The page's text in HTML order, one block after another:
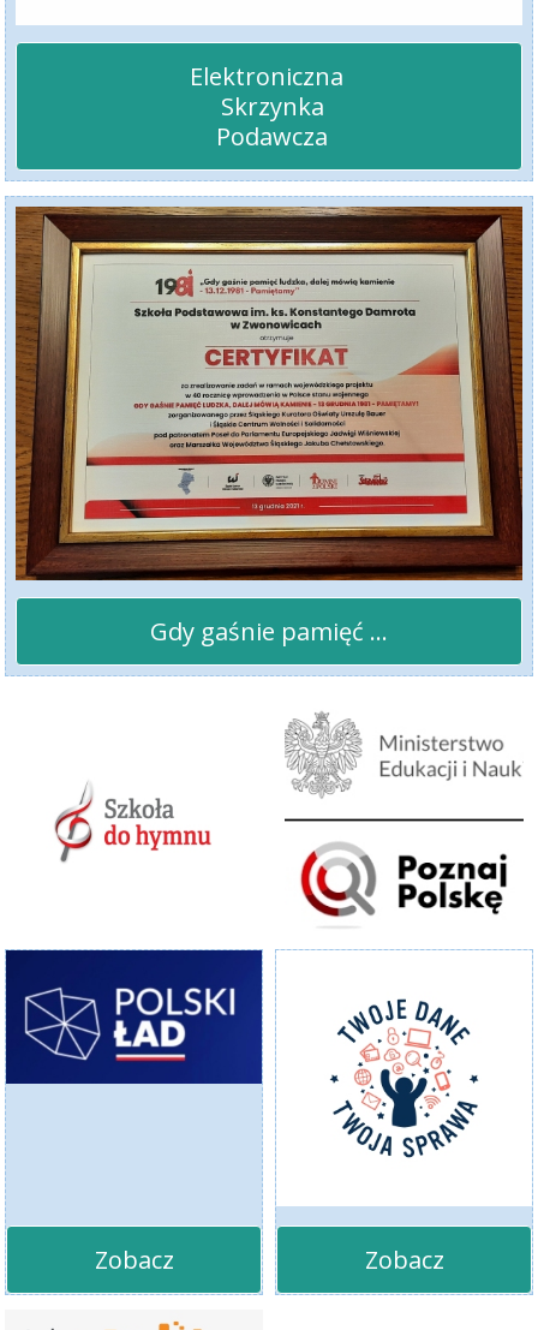
Elektroniczna
Podawcza
Gdy gaśnie pamięć ...
Zobacz Zobacz